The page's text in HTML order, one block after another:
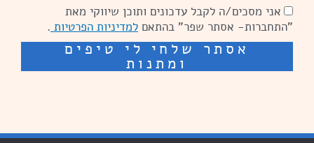
הסכמהאני מסכים/ה לקבל עדכונים ותוכן שיווקי מאת
"התחברות- אסתר שפר" בהתאם למדיניות הפרטיות .
אסתר שלחי לי טיפים
ומתנות